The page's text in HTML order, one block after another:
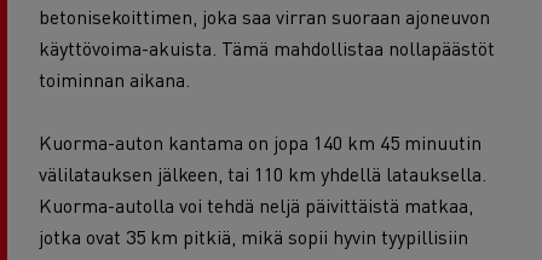
betonisekoittimen, joka saa virran suoraan ajoneuvon
käyttövoima-akuista. Tämä mahdollistaa nollapäästöt
toiminnan aikana.
Kuorma-auton kantama on jopa 140 km 45 minuutin
välilatauksen jälkeen, tai 110 km yhdellä latauksella.
Kuorma-autolla voi tehdä neljä päivittäistä matkaa,
jotka ovat 35 km pitkiä, mikä sopii hyvin tyypillisiin